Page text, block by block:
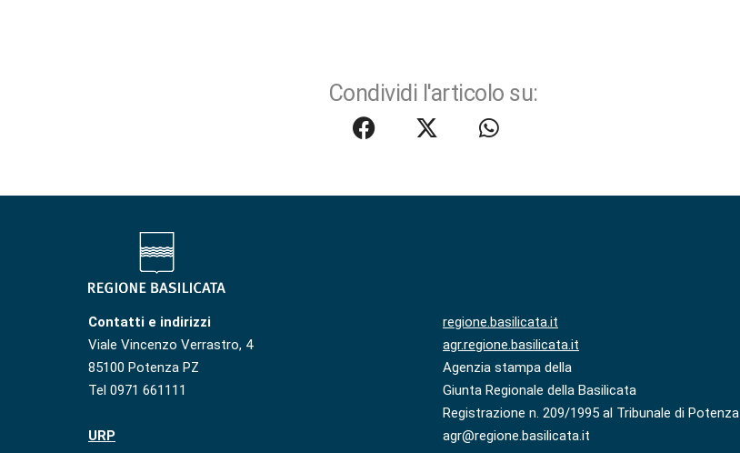
Condividi l'articolo su:
Contatti e indirizzi
Viale Vincenzo Verrastro, 4
85100 Potenza PZ
Tel 0971 661111
URP
regione.basilicata.it
agr.regione.basilicata.it
Agenzia stampa della
Giunta Regionale della Basilicata
Registrazione n. 209/1995 al Tribunale di Potenza
agr@regione.basilicata.it